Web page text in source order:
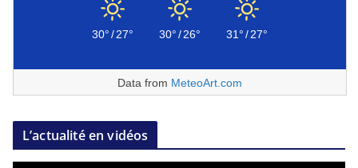
30°/27° 30°/26° 31°/27°
Data from MeteoArt.com
L’actualité en vidéos